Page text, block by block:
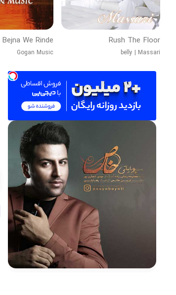
Rush The Floor
belly | Massari
Bejna We Rinde
Gogan Music